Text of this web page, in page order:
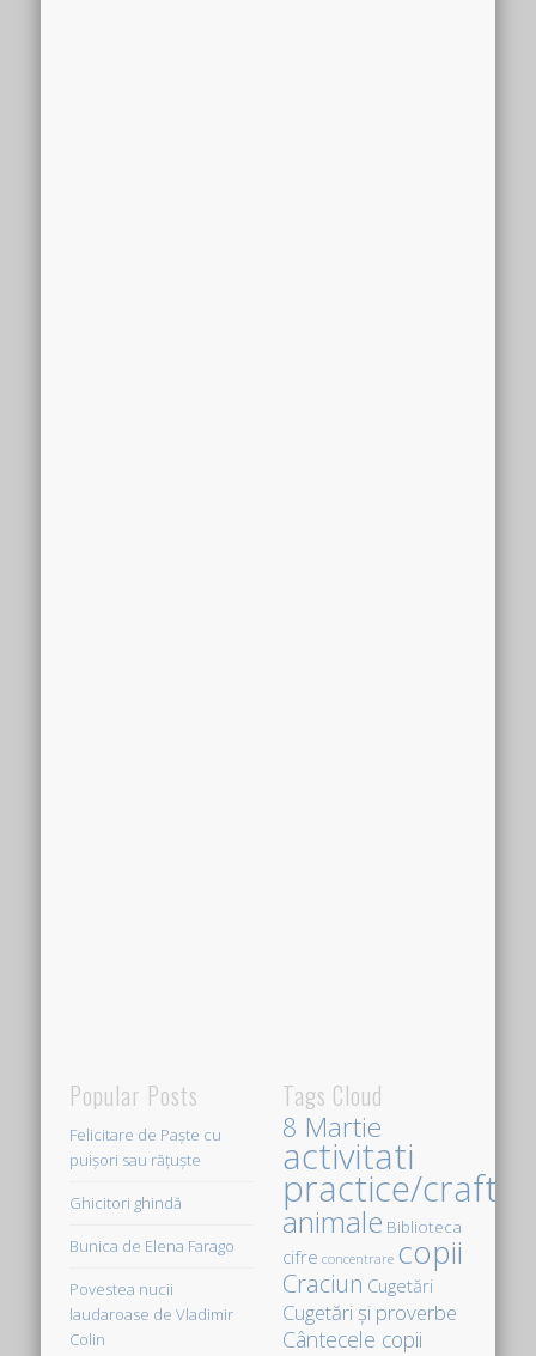
Popular Posts
Felicitare de Paște cu
puișori sau rățuște
Ghicitori ghindă
Bunica de Elena Farago
Povestea nucii
laudaroase de Vladimir
Colin
Tags Cloud
8 Martie
activitati
practice/crafts
animale Biblioteca
cifre concentrare copii
Craciun Cugetări
Cugetări şi proverbe
Cântecele copii